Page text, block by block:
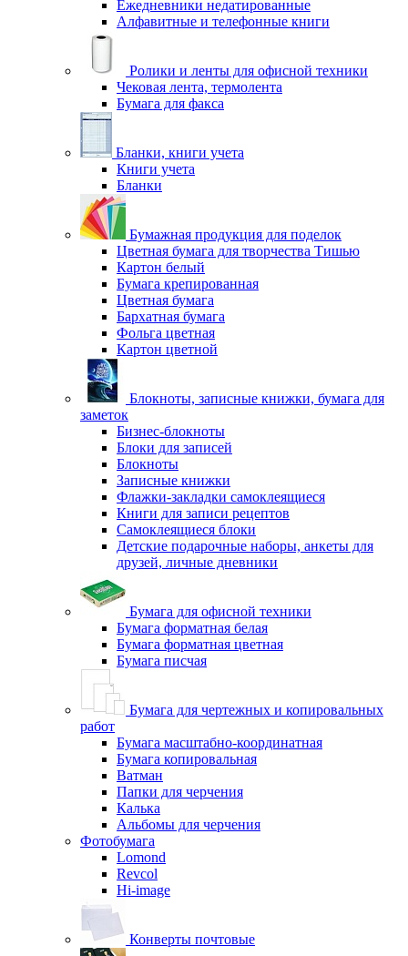
Ежедневники недатированные
Алфавитные и телефонные книги
Ролики и ленты для офисной техники
Чековая лента, термолента
Бумага для факса
Бланки, книги учета
Книги учета
Бланки
Бумажная продукция для поделок
Цветная бумага для творчества Тишью
Картон белый
Бумага крепированная
Цветная бумага
Бархатная бумага
Фольга цветная
Картон цветной
Блокноты, записные книжки, бумага для
заметок
Бизнес-блокноты
Блоки для записей
Блокноты
Записные книжки
Флажки-закладки самоклеящиеся
Книги для записи рецептов
Самоклеящиеся блоки
Детские подарочные наборы, анкеты для
друзей, личные дневники
Бумага для офисной техники
Бумага форматная белая
Бумага форматная цветная
Бумага писчая
Бумага для чертежных и копировальных
работ
Бумага масштабно-координатная
Бумага копировальная
Ватман
Папки для черчения
Калька
Альбомы для черчения
Фотобумага
Lomond
Revcol
Hi-image
Конверты почтовые